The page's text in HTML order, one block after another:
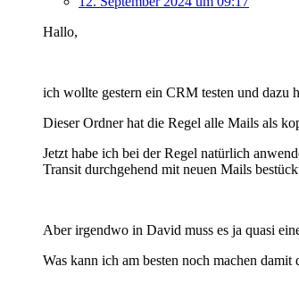
Hallo,
ich wollte gestern ein CRM testen und dazu
Dieser Ordner hat die Regel alle Mails als
Jetzt habe ich bei der Regel natürlich
Transit durchgehend mit neuen Mails
Aber irgendwo in David muss es ja quasi
Was kann ich am besten noch machen